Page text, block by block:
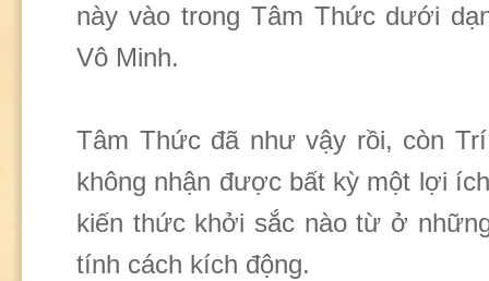
này vào trong Tâm Thức dưới
Vô Minh.
Tâm Thức đã như vậy rồi, còn
không nhận được bất kỳ một lợi
kiến thức khởi sắc nào từ ở
tính cách kích động.